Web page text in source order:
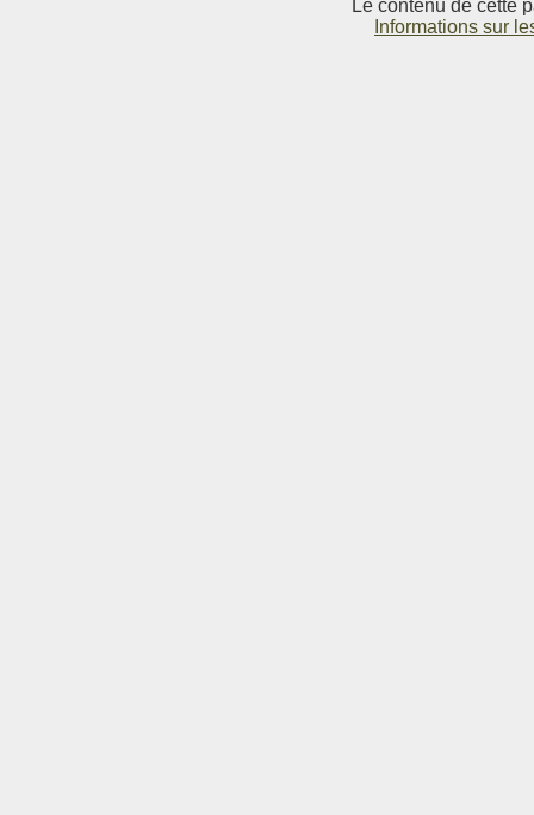
Le contenu de cette
Informations sur